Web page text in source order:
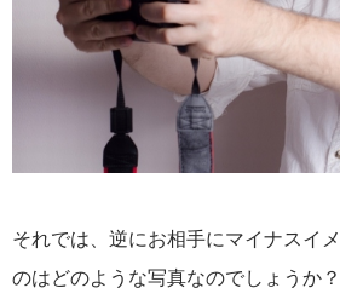
それでは、逆にお相手にマイナスイ
のはどのような写真なのでしょうか？